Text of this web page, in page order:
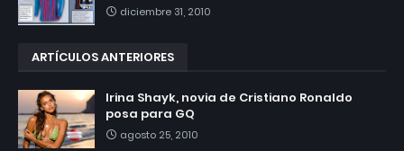
diciembre 31, 2010
ARTÍCULOS ANTERIORES
Irina Shayk, novia de Cristiano Ronaldo
posa para GQ
agosto 25, 2010